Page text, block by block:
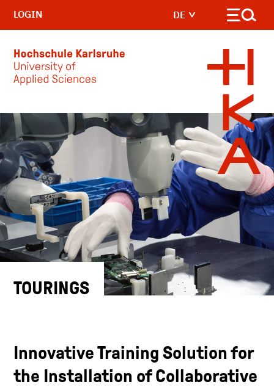
Skip to main content
DE
LOGIN
TOURINGS
Innovative Training Solution for
the Installation of Collaborative